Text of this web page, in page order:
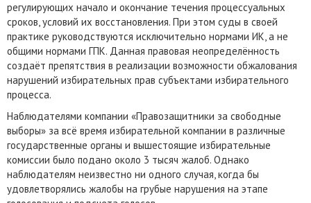
регулирующих начало и окончание течения процессуальных
сроков, условий их восстановления. При этом суды в своей
практике руководствуются исключительно нормами ИК, а не
общими нормами ГПК. Данная правовая неопределённость
создаёт препятствия в реализации возможности обжалования
нарушений избирательных прав субъектами избирательного
процесса.
Наблюдателями компании «Правозащитники за свободные
выборы» за всё время избирательной компании в различные
государственные органы и вышестоящие избирательные
комиссии было подано около 3 тысяч жалоб. Однако
наблюдателям неизвестно ни одного случая, когда бы
удовлетворялись жалобы на грубые нарушения на этапе